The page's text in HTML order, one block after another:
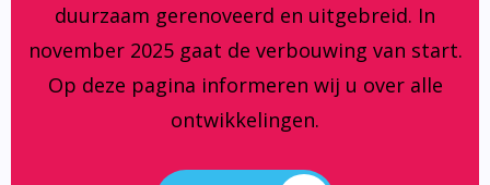
duurzaam gerenoveerd en uitgebreid. In
november 2025 gaat de verbouwing van start.
Op deze pagina informeren wij u over alle
ontwikkelingen.